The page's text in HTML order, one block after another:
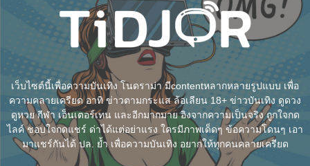
เว็บไซต์นี้เพื่อความบันเทิง โนดราม่า มีcontentหลากหลายรูปแบบ เพื่อ
ความคลายเครียด อาทิ ข่าวตามกระแส ล้อเลียน 18+ ข่าวบันเทิง ดูดวง
ดูหวย กีฬา เอ็นเตอร์เทน และอีกมากมาย อิงจากความเป็นจริง ถูกใจกด
ไลค์ ชอบใจกดแชร์ ด่าได้แต่อย่าแรง ใครมีภาพเด็ดๆ ข้อความโดนๆ เอา
มาแชร์กันได้ ปล. ย้ำ เพื่อความบันเทิง อยากให้ทุกคนคลายเครียด